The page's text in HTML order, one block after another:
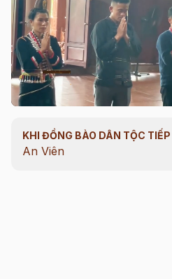
00:11/01:42
KHI ĐỒNG BÀO DÂN TỘC
An Viên